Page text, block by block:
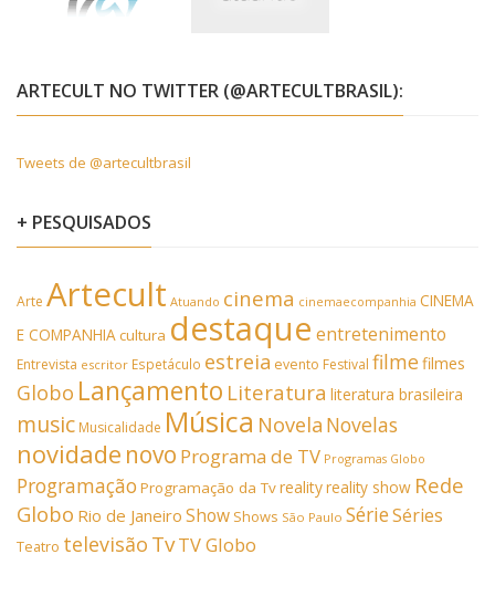
ARTECULT NO TWITTER (@ARTECULTBRASIL):
Tweets de @artecultbrasil
+ PESQUISADOS
Arte Artecult Atuando cinema cinemaecompanhia CINEMA
E COMPANHIAcultura destaque entretenimento
Entrevista escritor Espetáculo estreia evento Festival filmefilmes
Globo Lançamento Literatura literatura brasileira
music Musicalidade Música Novela Novelas
novidade novo Programa de TV Programas Globo
Programação Programação da Tvrealityreality show Rede
Globo Rio de Janeiro Show Shows São Paulo SérieSéries
Teatro televisão TvTV Globo